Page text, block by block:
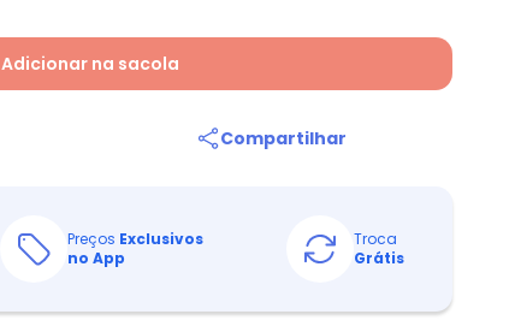
Adicionar na sacola
Compartilhar
Preços Exclusivos
no App
Troca
Grátis